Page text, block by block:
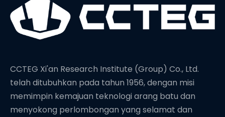
CCTEG Xi'an Research Institute (Group) Co., Ltd.
telah ditubuhkan pada tahun 1956, dengan misi
memimpin kemajuan teknologi arang batu dan
menyokong perlombongan yang selamat dan